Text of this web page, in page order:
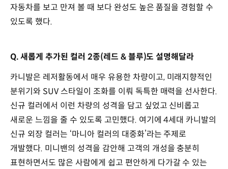
자동차를 보고 만져 볼 때 보다 완성도 높은 품질을 경험할 수
있도록 했다.
Q. 새롭게 추가된 컬러 2종(레드 & 블루)도 설명해달라
카니발은 레저활동에서 매우 유용한 차량이고, 미래지향적인
분위기와 SUV 스타일이 조화를 이뤄 독특한 매력을 선사한다.
신규 컬러에서 이런 차량의 성격을 담고 싶었고 신비롭고
새로운 느낌을 줄 수 있도록 고민했다. 여기에 4세대 카니발의
신규 외장 컬러는 ‘마니아 컬러의 대중화’라는 주제로
개발했다. 미니밴의 성격을 감안해 고객의 개성을 충분히
표현하면서도 많은 사람에게 쉽고 편안하게 다가갈 수 있는